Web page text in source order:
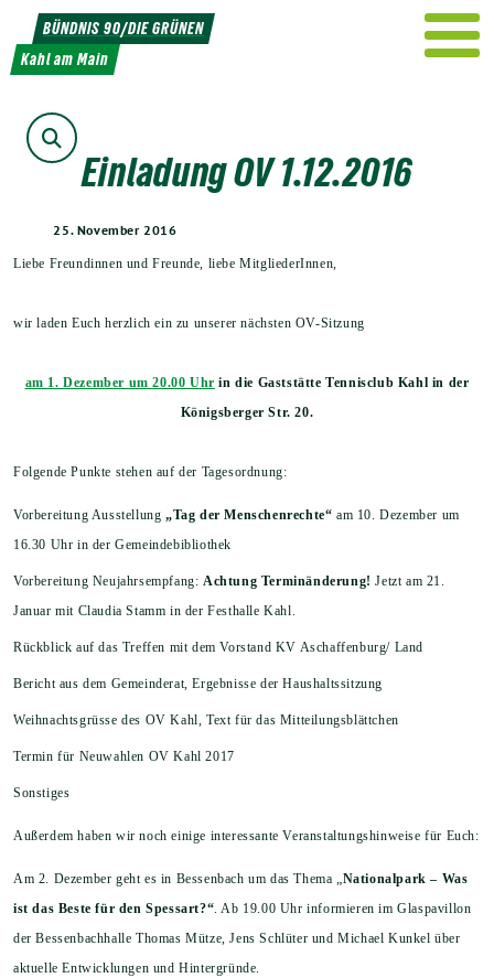
Weiter
zum
Inhalt
BÜNDNIS 90/DIE GRÜNEN
Kahl am Main
Suche
Einladung OV 1.12.2016
25. November 2016
Liebe Freundinnen und Freunde, liebe MitgliederInnen,
wir laden Euch herzlich ein zu unserer nächsten OV-Sitzung
am 1. Dezember um 20.00 Uhr in die Gaststätte Tennisclub Kahl in der
Königsberger Str. 20.
Folgende Punkte stehen auf der Tagesordnung:
Vorbereitung Ausstellung „Tag der Menschenrechte“ am 10. Dezember um
16.30 Uhr in der Gemeindebibliothek
Vorbereitung Neujahrsempfang: Achtung Terminänderung! Jetzt am 21.
Januar mit Claudia Stamm in der Festhalle Kahl.
Rückblick auf das Treffen mit dem Vorstand KV Aschaffenburg/ Land
Bericht aus dem Gemeinderat, Ergebnisse der Haushaltssitzung
Weihnachtsgrüsse des OV Kahl, Text für das Mitteilungsblättchen
Termin für Neuwahlen OV Kahl 2017
Sonstiges
Außerdem haben wir noch einige interessante Veranstaltungshinweise für Euch:
Am 2. Dezember geht es in Bessenbach um das Thema „Nationalpark – Was
ist das Beste für den Spessart?“. Ab 19.00 Uhr informieren im Glaspavillon
der Bessenbachhalle Thomas Mütze, Jens Schlüter und Michael Kunkel über
aktuelle Entwicklungen und Hintergründe.